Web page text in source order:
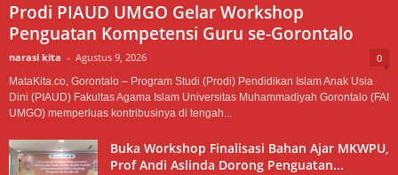
Prodi PIAUD UMGO Gelar Workshop
Penguatan Kompetensi Guru se-Gorontalo
narasi kita - Agustus 9, 2026 0
MataKita.co, Gorontalo – Program Studi (Prodi) Pendidikan Islam Anak Usia
Dini (PIAUD) Fakultas Agama Islam Universitas Muhammadiyah Gorontalo (FAI
UMGO) memperluas kontribusinya di tengah...
Buka Workshop Finalisasi Bahan Ajar MKWPU,
Prof Andi Aslinda Dorong Penguatan...